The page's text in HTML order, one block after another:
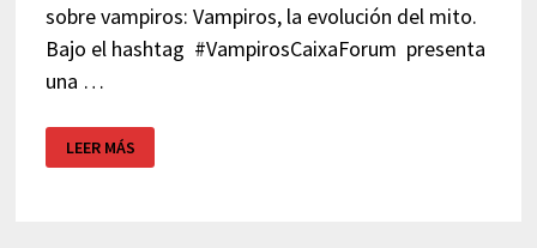
sobre vampiros: Vampiros, la evolución del mito.
Bajo el hashtag #VampirosCaixaForum presenta
una …
CAIXAFORUM
BARCELONA
–
LEER MÁS